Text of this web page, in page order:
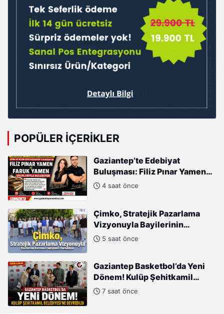
POPÜLER İÇERIKLER
Gaziantep’te Edebiyat
Buluşması: Filiz Pınar Yamen
ve Faruk Yamen Okurlarıyla
4 saat önce
Çimko, Stratejik Pazarlama
Vizyonuyla Bayilerinin
Kurumsal Gelişimini
5 saat önce
Gaziantep Basketbol’da Yeni
Dönem! Kulüp Şehitkamil
Belediyesi’ne Devredildi
7 saat önce